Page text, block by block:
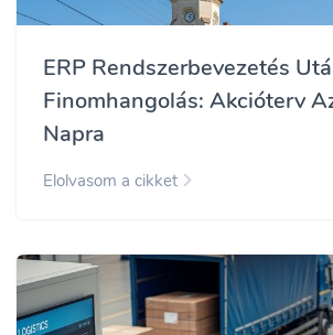
ERP Rendszerbevezetés
Finomhangolás: Akcióterv
Napra
Elolvasom a cikket